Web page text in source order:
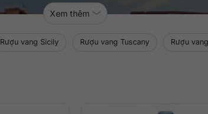
Xem thêm
Rượu vang Sicily Rượu vang Tuscany Rượu